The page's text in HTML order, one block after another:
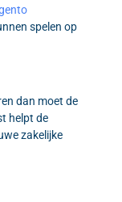
spelen op
dan moet de
helpt de
zakelijke